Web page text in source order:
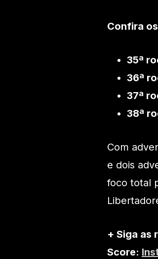
Confira
35ª
36ª
37ª
38ª
Com
e dois
foco total
+ Siga as
Score: